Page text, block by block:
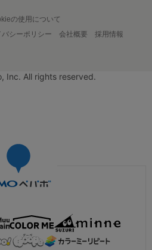
の使用について
バシーポリシー 会社概要
採用情報
Inc. All rights reserved.